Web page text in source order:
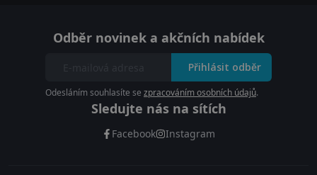
Odběr novinek a akčních nabídek
Přihlásit odběr
Odesláním souhlasíte se zpracováním osobních údajů.
Sledujte nás na sítích
Facebook Instagram